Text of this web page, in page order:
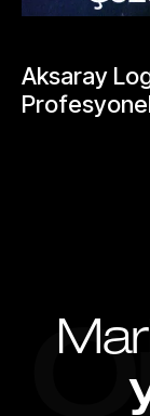
Aksaray
Profesyonel